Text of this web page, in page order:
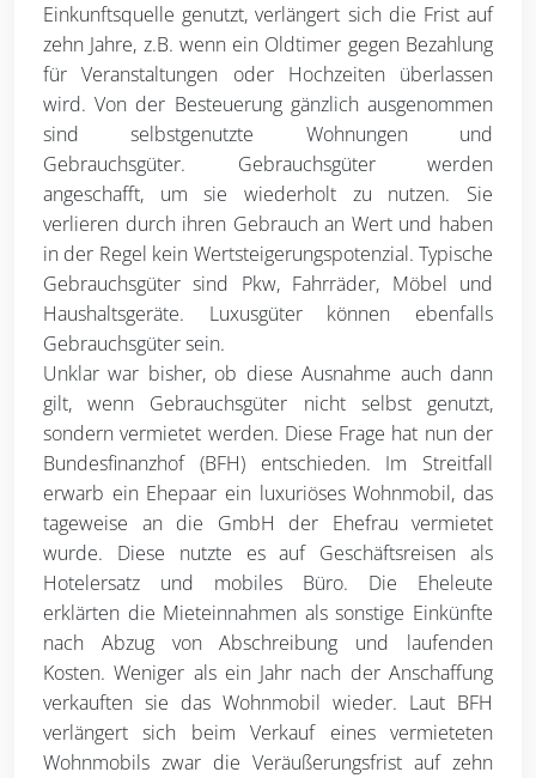
Einkunftsquelle genutzt, verlängert sich die Frist auf
zehn Jahre, z.B. wenn ein Oldtimer gegen Bezahlung
für Veranstaltungen oder Hochzeiten überlassen
wird. Von der Besteuerung gänzlich ausgenommen
sind selbstgenutzte Wohnungen und
Gebrauchsgüter. Gebrauchsgüter werden
angeschafft, um sie wiederholt zu nutzen. Sie
verlieren durch ihren Gebrauch an Wert und haben
in der Regel kein Wertsteigerungspotenzial. Typische
Gebrauchsgüter sind Pkw, Fahrräder, Möbel und
Haushaltsgeräte. Luxusgüter können ebenfalls
Gebrauchsgüter sein.
Unklar war bisher, ob diese Ausnahme auch dann
gilt, wenn Gebrauchsgüter nicht selbst genutzt,
sondern vermietet werden. Diese Frage hat nun der
Bundesfinanzhof (BFH) entschieden. Im Streitfall
erwarb ein Ehepaar ein luxuriöses Wohnmobil, das
tageweise an die GmbH der Ehefrau vermietet
wurde. Diese nutzte es auf Geschäftsreisen als
Hotelersatz und mobiles Büro. Die Eheleute
erklärten die Mieteinnahmen als sonstige Einkünfte
nach Abzug von Abschreibung und laufenden
Kosten. Weniger als ein Jahr nach der Anschaffung
verkauften sie das Wohnmobil wieder. Laut BFH
verlängert sich beim Verkauf eines vermieteten
Wohnmobils zwar die Veräußerungsfrist auf zehn